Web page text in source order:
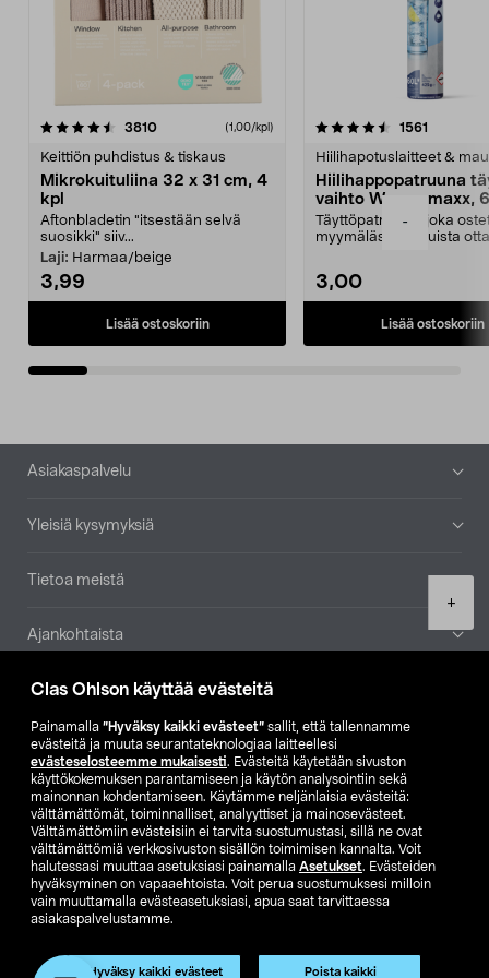
Clas Ohlson käyttää evästeitä
Painamalla ”Hyväksy kaikki evästeet” sallit, että tallennamme
evästeitä ja muuta seurantateknologiaa laitteellesi
evästeselosteemme mukaisesti. Evästeitä käytetään sivuston
käyttökokemuksen parantamiseen ja käytön analysointiin sekä
mainonnan kohdentamiseen. Käytämme neljänlaisia evästeitä:
välttämättömät, toiminnalliset, analyyttiset ja mainosevästeet.
Välttämättömiin evästeisiin ei tarvita suostumustasi, sillä ne ovat
välttämättömiä verkkosivuston sisällön toimimisen kannalta. Voit
halutessasi muuttaa asetuksiasi painamalla Asetukset. Evästeiden
hyväksyminen on vapaaehtoista. Voit perua suostumuksesi milloin
vain muuttamalla evästeasetuksiasi, apua saat tarvittaessa
asiakaspalvelustamme.
Hyväksy kaikki evästeet Poista kaikki
-
+
3810arvostelut (1,00/kpl)
Keittiön puhdistus & tiskaus
Mikrokuituliina 32 x 31 cm, 4
kpl
Aftonbladetin "itsestään selvä
suosikki" siiv...
Laji: Harmaa/beige
3,99
Lisää ostoskoriin
4.5viidestä
1561
Hiilihapotuslaitteet &
Hiilihappopatruuna
vaihto Wassermaxx,
Täyttöpatruuna, joka
myymälästä – muista
3,00
Lisää ostoskoriin
4.5viidestä
Alatunniste
Asiakaspalvelu
Yleisiä kysymyksiä
Tietoa meistä
Ajankohtaista
Muut yrityksemme
Etsi myymälä
SE NO FI
FI SV
Club Clas Ostoehdot Tietosuojaseloste